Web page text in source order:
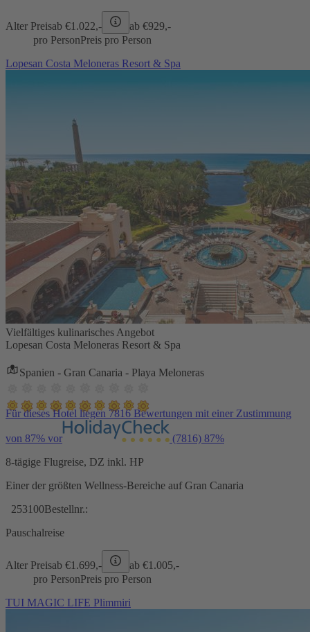
Alter Preisab €1.022,- ab €929,-
pro PersonPreis pro Person
Lopesan Costa Meloneras Resort & Spa
Vielfältiges kulinarisches Angebot
Lopesan Costa Meloneras Resort & Spa
Spanien - Gran Canaria - Playa Meloneras
Für dieses Hotel liegen 7816 Bewertungen mit einer Zustimmung
von 87% vor (7816) 87%
8-tägige Flugreise, DZ inkl. HP
Einer der größten Wellness-Bereiche auf Gran Canaria
253100Bestellnr.:
Pauschalreise
Alter Preisab €1.699,- ab €1.005,-
pro PersonPreis pro Person
TUI MAGIC LIFE Plimmiri